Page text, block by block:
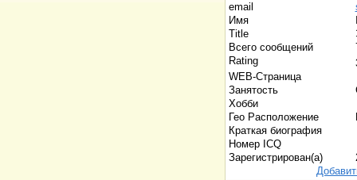
email
Имя
Title
Всего сообщений
Rating
WEB-Страница
Занятость
Хобби
Гео Расположение
Краткая биография
Номер ICQ
Зарегистрирован(а)